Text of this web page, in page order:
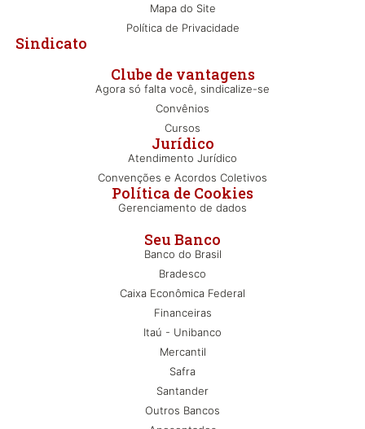
Seu Banco
Banco do Brasil
Bradesco
Caixa Econômica Federal
Financeiras
Itaú - Unibanco
Mercantil
Safra
Santander
Outros Bancos
Clube de vantagens
Agora só falta você, sindicalize-se
Convênios
Cursos
Jurídico
Atendimento Jurídico
Convenções e Acordos Coletivos
Política de Cookies
Gerenciamento de dados
Sindicato
Mapa do Site
Política de Privacidade